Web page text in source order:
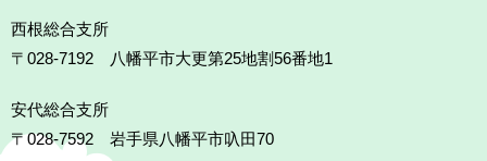
西根総合支所
〒028-7192
八幡平市大更第25地割56番地1
安代総合支所
〒028-7592
岩手県八幡平市叺田70